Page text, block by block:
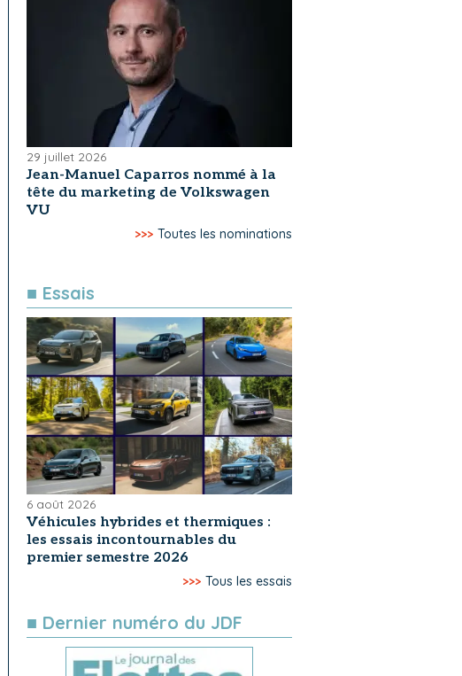
29 juillet 2026
Jean-Manuel Caparros nommé à la
tête du marketing de Volkswagen
VU
>>> Toutes les nominations
■ Essais
6 août 2026
Véhicules hybrides et thermiques :
les essais incontournables du
premier semestre 2026
>>> Tous les essais
■ Dernier numéro du JDF